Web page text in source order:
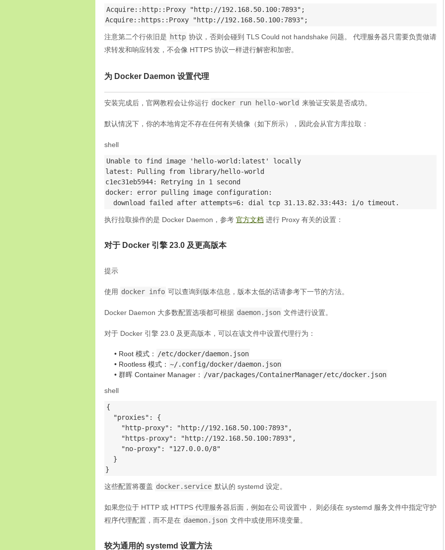
Acquire::http::Proxy "http://192.168.50.100:7893";
Acquire::https::Proxy "http://192.168.50.100:7893";
注意第二个行依旧是 http 协议，否则会碰到 TLS Could not handshake 问题。 代理服务器只需要负责做请
求转发和响应转发，不会像 HTTPS 协议一样进行解密和加密。
为 Docker Daemon 设置代理
安装完成后，官网教程会让你运行 docker run hello-world 来验证安装是否成功。
默认情况下，你的本地肯定不存在任何有关镜像（如下所示），因此会从官方库拉取：
shell
Unable to find image 'hello-world:latest' locally
latest: Pulling from library/hello-world
c1ec31eb5944: Retrying in 1 second
docker: error pulling image configuration:
  download failed after attempts=6: dial tcp 31.13.82.33:443: i/o timeout.
执行拉取操作的是 Docker Daemon，参考 官方文档 进行 Proxy 有关的设置：
对于 Docker 引擎 23.0 及更高版本
提示
使用 docker info 可以查询到版本信息，版本太低的话请参考下一节的方法。
Docker Daemon 大多数配置选项都可根据 daemon.json 文件进行设置。
对于 Docker 引擎 23.0 及更高版本，可以在该文件中设置代理行为：
Root 模式：
/etc/docker/daemon.json
Rootless 模式： ~/.config/docker/daemon.json
群晖 Container Manager：
/var/packages/ContainerManager/etc/docker.json
shell
{
  "proxies": {
    "http-proxy": "http://192.168.50.100:7893",
    "https-proxy": "http://192.168.50.100:7893",
    "no-proxy": "127.0.0.0/8"
  }
}
这些配置将覆盖 docker.service 默认的 systemd 设定。
如果您位于 HTTP 或 HTTPS 代理服务器后面，例如在公司设置中， 则必须在 systemd 服务文件中指定守护
程序代理配置，而不是在 daemon.json 文件中或使用环境变量。
较为通用的 systemd 设置方法